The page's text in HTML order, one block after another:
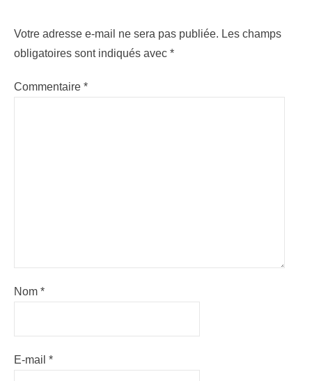
Votre adresse e-mail ne sera pas publiée. Les champs
obligatoires sont indiqués avec *
Commentaire *
Nom *
E-mail *